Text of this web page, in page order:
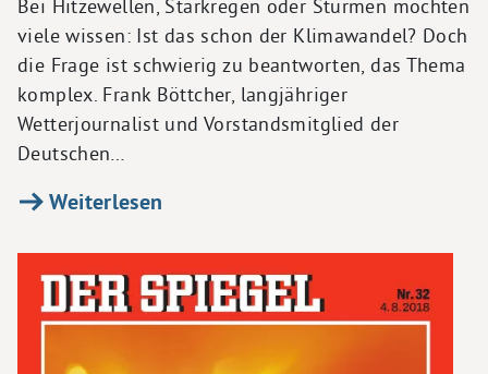
Bei Hitzewellen, Starkregen oder Stürmen möchten
viele wissen: Ist das schon der Klimawandel? Doch
die Frage ist schwierig zu beantworten, das Thema
komplex. Frank Böttcher, langjähriger
Wetterjournalist und Vorstandsmitglied der
Deutschen…
Weiterlesen